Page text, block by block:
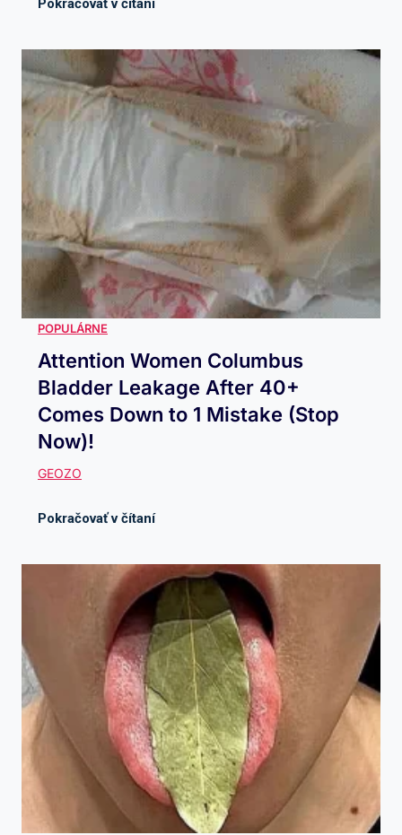
Attention Women Columbus
Bladder Leakage After 40+
Comes Down to 1 Mistake (Stop
Now)!